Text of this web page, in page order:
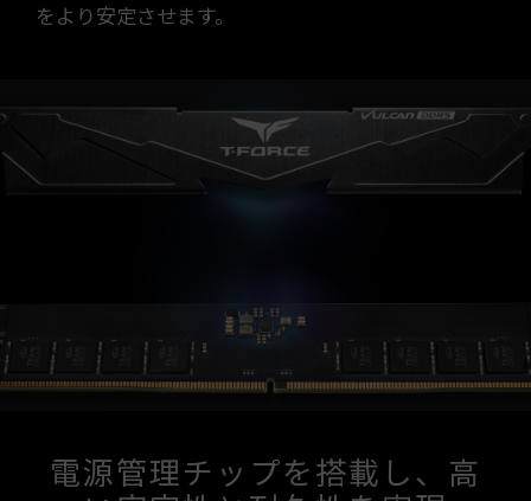
をより安定させます。
電源管理チップを搭載し、高